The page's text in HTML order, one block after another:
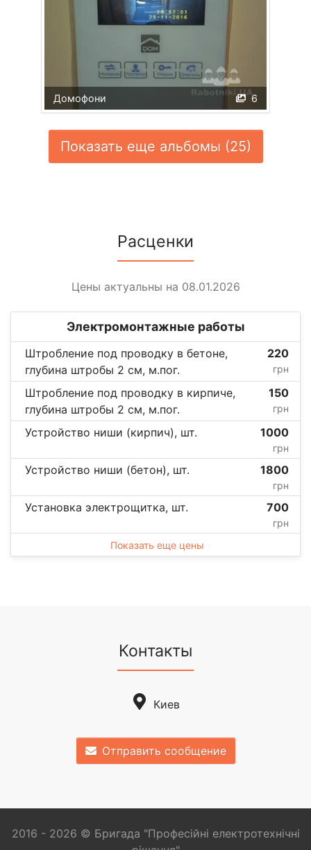
6
Домофони
Показать еще альбомы (25)
Расценки
Цены актуальны на 08.01.2026
Электромонтажные работы
Штробление под проводку в бетоне,
глубина штробы 2 см, м.пог.
220
грн
Штробление под проводку в кирпиче,
глубина штробы 2 см, м.пог.
150
грн
Устройство ниши (кирпич), шт. 1000
грн
Устройство ниши (бетон), шт. 1800
грн
Установка электрощитка, шт. 700
грн
Показать еще цены
Контакты
Киев
Отправить сообщение
2016 - 2026 © Бригада "Професійні електротехнічні